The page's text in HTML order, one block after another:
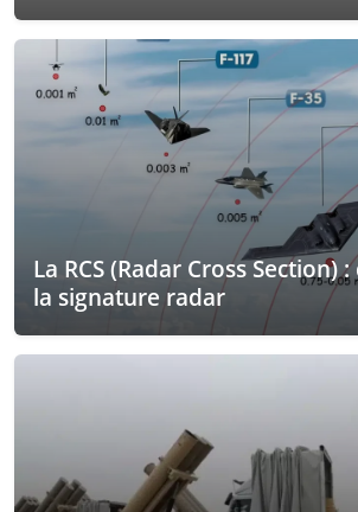
La RCS (Radar Cross Section)
la signature radar